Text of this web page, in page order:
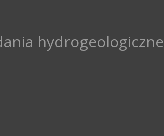
hydrogeologiczne